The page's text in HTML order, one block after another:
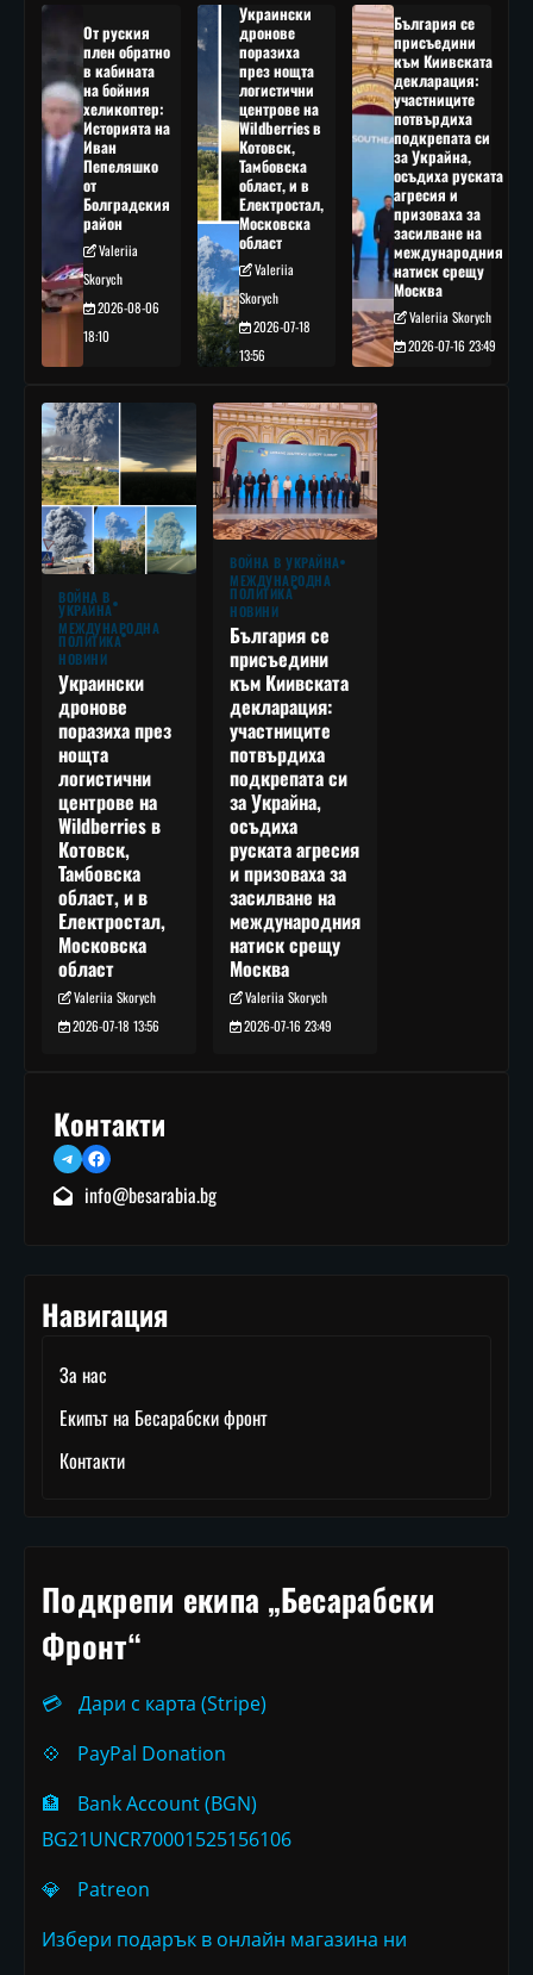
От руския
плен обратно
в кабината
на бойния
хеликоптер:
Историята на
Иван
Пепеляшко
от
Болградския
район
Valeriia
Skorych
2026-08-06
18:10
Украински
дронове
поразиха
през нощта
логистични
центрове на
Wildberries в
Котовск,
Тамбовска
област, и в
Електростал,
Московска
област
Valeriia
Skorych
2026-07-18
13:56
България се
присъедини
към Киивската
декларация:
участниците
потвърдиха
подкрепата си
за Украйна,
осъдиха руската
агресия и
призоваха за
засилване на
международния
натиск срещу
Москва
Valeriia Skorych
2026-07-16 23:49
ВОЙНА В
УКРАЙНА
МЕЖДУНАРОДНА
ПОЛИТИКА
НОВИНИ
Украински
дронове
поразиха през
нощта
логистични
центрове на
Wildberries в
Котовск,
Тамбовска
област, и в
Електростал,
Московска
област
Valeriia Skorych
2026-07-18 13:56
ВОЙНА В УКРАЙНА
МЕЖДУНАРОДНА
ПОЛИТИКА
НОВИНИ
България се
присъедини
към Киивската
декларация:
участниците
потвърдиха
подкрепата си
за Украйна,
осъдиха
руската агресия
и призоваха за
засилване на
международния
натиск срещу
Москва
Valeriia Skorych
2026-07-16 23:49
Контакти
TelegramFacebook
info@besarabia.bg
Навигация
За нас
Екипът на Бесарабски фронт
Контакти
Подкрепи екипа „Бесарабски
Фронт“
💳
Дари с карта (Stripe)
💠
PayPal Donation
🏦
Bank Account (BGN)
BG21UNCR70001525156106
💎
Patreon
Избери подарък в онлайн магазина ни